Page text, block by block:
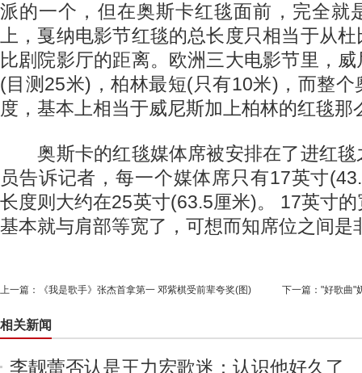
派的一个，但在奥斯卡红毯面前，完全就
上，戛纳电影节红毯的总长度只相当于从
比剧院影厅的距离。欧洲三大电影节里，
(目测25米)，柏林最短(只有10米)，而整个
度，基本上相当于威尼斯加上柏林的红毯那
奥斯卡的红毯媒体席被安排在了进红毯
员告诉记者，每一个媒体席只有17英寸
长度则大约在25英寸(63.5厘米)。 17英寸
基本就与肩部等宽了，可想而知席位之间是
上一篇： 《我是歌手》张杰首拿第一 邓紫棋受前辈夸奖(图) 下一篇： "好歌曲"
相关新闻
李靓蕾否认是王力宏歌迷：认识他好久了